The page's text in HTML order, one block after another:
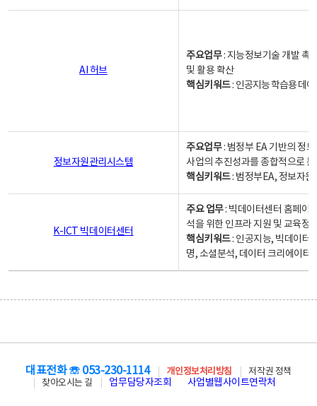
AI 허브
주요업무: 지능정보기술 개발 촉
및 활용 확산
핵심키워드: 인공지능 학습용 데
정보자원관리시스템
주요업무: 범정부 EA 기반의 정
사업의 추진성과를 종합적으로
핵심키워드: 범정부EA, 정보자
K-ICT 빅데이터센터
주요 업무: 빅데이터센터 홈페이
석을 위한 인프라 지원 및 교육정
핵심키워드: 인공지능, 빅데이터,
명, 소셜분석, 데이터 크리에이터
대표전화 ☏ 053-230-1114 개인정보처리방침
저작권 정책
찾아오시는 길
업무담당자조회 사업별웹사이트연락처